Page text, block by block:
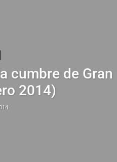
cumbre de Gran
2014)